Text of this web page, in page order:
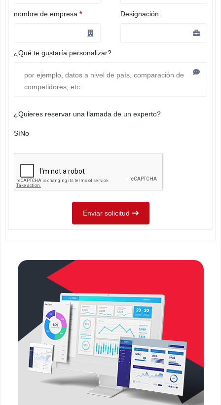
nombre de empresa * Designación
¿Qué te gustaría personalizar?
¿Quieres reservar una llamada de un experto?
SíNo
Enviar solicitud